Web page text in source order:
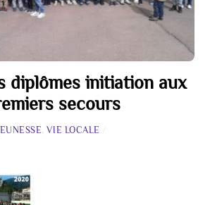
diplômes initiation aux
secours
JEUNESSE ,VIE LOCALE